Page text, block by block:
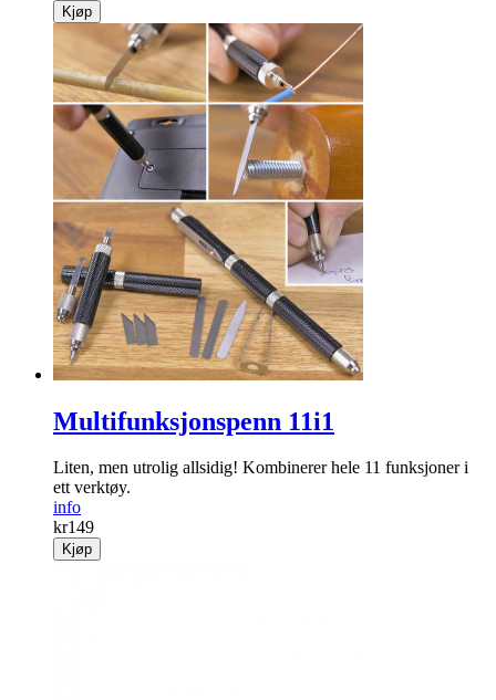
Kjøp
Multifunksjonspenn 11i1
Liten, men utrolig allsidig! Kombinerer hele 11 funksjoner i
ett verktøy.
info
kr149
Kjøp